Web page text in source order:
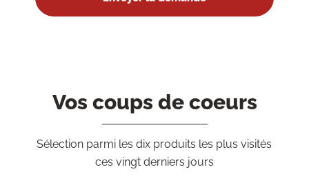
Vos coups de coeurs
Sélection parmi les dix produits les plus visités
ces vingt derniers jours